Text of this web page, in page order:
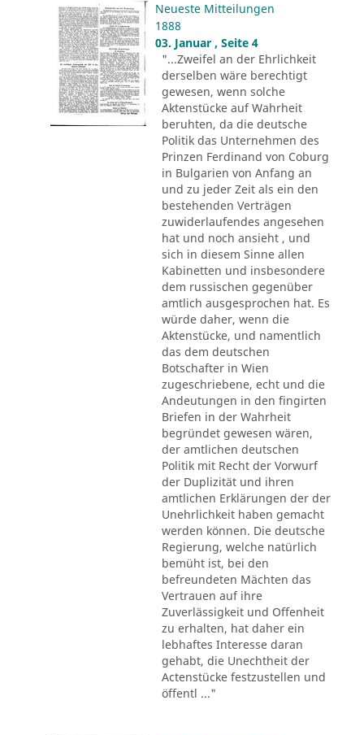
Neueste Mitteilungen
1888
03. Januar , Seite 4
"...Zweifel an der Ehrlichkeit
derselben wäre berechtigt
gewesen, wenn solche
Aktenstücke auf Wahrheit
beruhten, da die deutsche
Politik das Unternehmen des
Prinzen Ferdinand von Coburg
in Bulgarien von Anfang an
und zu jeder Zeit als ein den
bestehenden Verträgen
zuwiderlaufendes angesehen
hat und noch ansieht , und
sich in diesem Sinne allen
Kabinetten und insbesondere
dem russischen gegenüber
amtlich ausgesprochen hat. Es
würde daher, wenn die
Aktenstücke, und namentlich
das dem deutschen
Botschafter in Wien
zugeschriebene, echt und die
Andeutungen in den fingirten
Briefen in der Wahrheit
begründet gewesen wären,
der amtlichen deutschen
Politik mit Recht der Vorwurf
der Duplizität und ihren
amtlichen Erklärungen der der
Unehrlichkeit haben gemacht
werden können. Die deutsche
Regierung, welche natürlich
bemüht ist, bei den
befreundeten Mächten das
Vertrauen auf ihre
Zuverlässigkeit und Offenheit
zu erhalten, hat daher ein
lebhaftes Interesse daran
gehabt, die Unechtheit der
Actenstücke festzustellen und
öffentl ..."